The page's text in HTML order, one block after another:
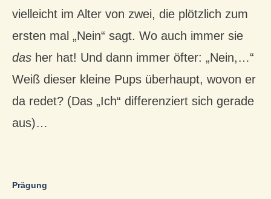
vielleicht im Alter von zwei, die plötzlich zum
ersten mal „Nein“ sagt. Wo auch immer sie
das her hat! Und dann immer öfter: „Nein,…“
Weiß dieser kleine Pups überhaupt, wovon er
da redet? (Das „Ich“ differenziert sich gerade
aus)…
Prägung